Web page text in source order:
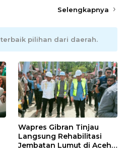
Selengkapnya
pilihan dari daerah.
Wapres Gibran Tinjau
Langsung Rehabilitasi
Jembatan Lumut di Aceh